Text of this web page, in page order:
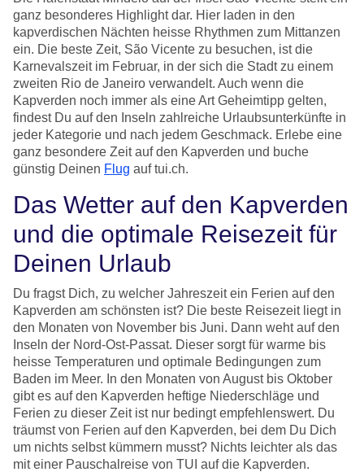
ganz besonderes Highlight dar. Hier laden in den
kapverdischen Nächten heisse Rhythmen zum Mittanzen
ein. Die beste Zeit, São Vicente zu besuchen, ist die
Karnevalszeit im Februar, in der sich die Stadt zu einem
zweiten Rio de Janeiro verwandelt. Auch wenn die
Kapverden noch immer als eine Art Geheimtipp gelten,
findest Du auf den Inseln zahlreiche Urlaubsunterkünfte in
jeder Kategorie und nach jedem Geschmack. Erlebe eine
ganz besondere Zeit auf den Kapverden und buche
günstig Deinen Flug auf tui.ch.
Das Wetter auf den Kapverden
und die optimale Reisezeit für
Deinen Urlaub
Du fragst Dich, zu welcher Jahreszeit ein Ferien auf den
Kapverden am schönsten ist? Die beste Reisezeit liegt in
den Monaten von November bis Juni. Dann weht auf den
Inseln der Nord-Ost-Passat. Dieser sorgt für warme bis
heisse Temperaturen und optimale Bedingungen zum
Baden im Meer. In den Monaten von August bis Oktober
gibt es auf den Kapverden heftige Niederschläge und
Ferien zu dieser Zeit ist nur bedingt empfehlenswert. Du
träumst von Ferien auf den Kapverden, bei dem Du Dich
um nichts selbst kümmern musst? Nichts leichter als das
mit einer Pauschalreise von TUI auf die Kapverden.